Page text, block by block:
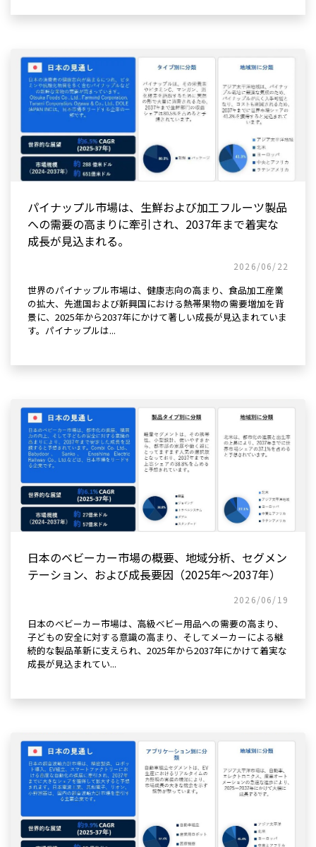
パイナップル市場は、生鮮および加工フルーツ製品
への需要の高まりに牽引され、2037年まで着実な
成長が見込まれる。
2026/06/22
世界のパイナップル市場は、健康志向の高まり、食品加工産業
の拡大、先進国および新興国における熱帯果物の需要増加を背
景に、2025年から2037年にかけて著しい成長が見込まれていま
す。パイナップルは...
日本のベビーカー市場の概要、地域分析、セグメン
テーション、および成長要因（2025年～2037年）
2026/06/19
日本のベビーカー市場は、高級ベビー用品への需要の高まり、
子どもの安全に対する意識の高まり、そしてメーカーによる継
続的な製品革新に支えられ、2025年から2037年にかけて着実な
成長が見込まれてい...